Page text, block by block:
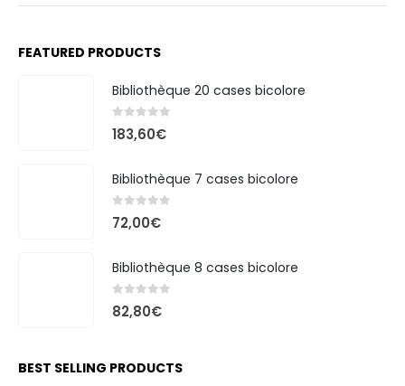
FEATURED PRODUCTS
Bibliothèque 20 cases bicolore
0out of 5
183,60€
Bibliothèque 7 cases bicolore
0out of 5
72,00€
Bibliothèque 8 cases bicolore
0out of 5
82,80€
BEST SELLING PRODUCTS